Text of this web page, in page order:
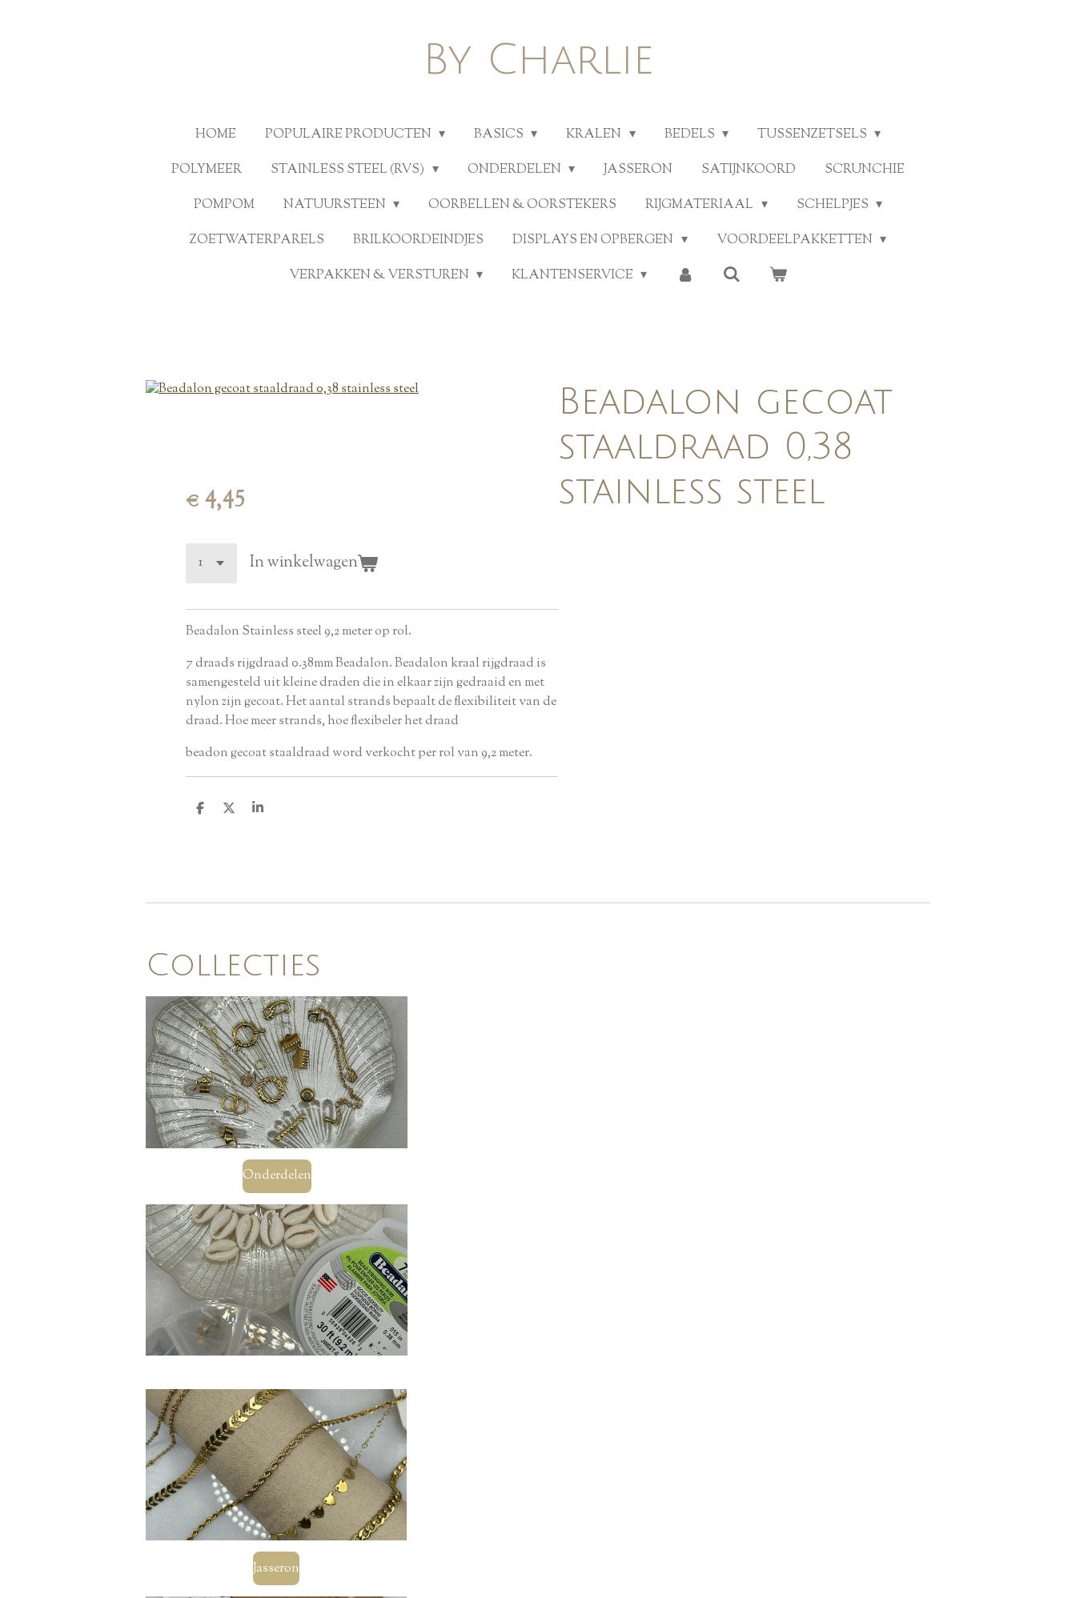
By Charlie
HOME POPULAIRE PRODUCTEN BASICS KRALEN BEDELS
TUSSENZETSELS
POLYMEER
STAINLESS STEEL (RVS) ONDERDELEN JASSERON SATIJNKOORD
SCRUNCHIE
POMPOM
NATUURSTEEN OORBELLEN & OORSTEKERS RIJGMATERIAAL
SCHELPJES
ZOETWATERPARELS
BRILKOORDEINDJES DISPLAYS EN OPBERGEN
VOORDEELPAKKETTEN
VERPAKKEN & VERSTUREN
KLANTENSERVICE
Beadalon gecoat
staaldraad 0,38
stainless steel
€ 4,45
In winkelwagen
Beadalon Stainless steel 9,2 meter op rol.
7 draads rijgdraad 0.38mm Beadalon. Beadalon kraal rijgdraad is
samengesteld uit kleine draden die in elkaar zijn gedraaid en met
nylon zijn gecoat. Het aantal strands bepaalt de flexibiliteit van de
draad. Hoe meer strands, hoe flexibeler het draad
beadon gecoat staaldraad word verkocht per rol van 9,2 meter.
D
D
S
Collecties
Onderdelen
Jasseron